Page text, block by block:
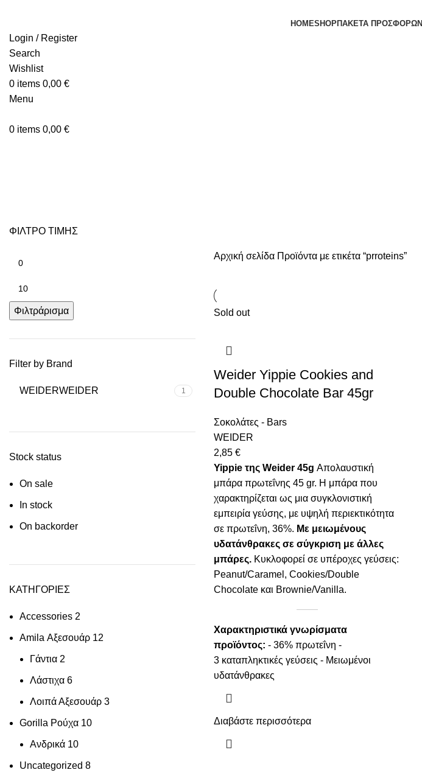
HOMESHOPΠΑΚΕΤΑ ΠΡΟΣΦΟΡΩΝ
Login / Register
Search
Wishlist
0 items 0,00 €
Menu
0 items 0,00 €
ΦΙΛΤΡΟ ΤΙΜΗΣ
Φιλτράρισμα
Filter by Brand
WEIDERWEIDER 1
Stock status
On sale
In stock
On backorder
ΚΑΤΗΓΟΡΙΕΣ
Accessories 2
Amila Αξεσουάρ 12
Γάντια 2
Λάστιχα 6
Λοιπά Αξεσουάρ 3
Gorilla Ρούχα 10
Ανδρικά 10
Uncategorized 8
Αρχική σελίδα Προϊόντα με ετικέτα “prroteins”
Sold out
Weider Yippie Cookies and
Double Chocolate Bar 45gr
Σοκολάτες - Bars
WEIDER
2,85 €
Yippie της Weider 45g Απολαυστική
μπάρα πρωτεΐνης 45 gr. Η μπάρα που
χαρακτηρίζεται ως μια συγκλονιστική
εμπειρία γεύσης, με υψηλή περιεκτικότητα
σε πρωτεΐνη, 36%. Με μειωμένους
υδατάνθρακες σε σύγκριση με άλλες
μπάρες. Κυκλοφορεί σε υπέροχες γεύσεις:
Peanut/Caramel, Cookies/Double
Chocolate και Brownie/Vanilla.
Χαρακτηριστικά γνωρίσματα
προϊόντος: - 36% πρωτεΐνη -
3 καταπληκτικές γεύσεις - Μειωμένοι
υδατάνθρακες
Διαβάστε περισσότερα